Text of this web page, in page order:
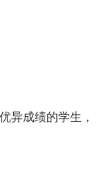
异成绩的学生，